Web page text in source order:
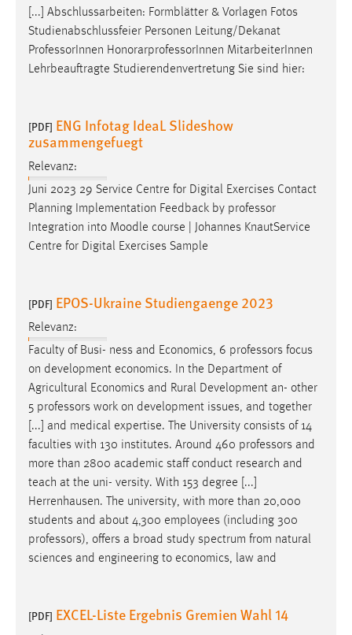
[...] Abschlussarbeiten: Formblätter & Vorlagen Fotos
Studienabschlussfeier Personen Leitung/Dekanat
Professor Innen HonorarprofessorInnen MitarbeiterInnen
Lehrbeauftragte Studierendenvertretung Sie sind hier:
[PDF] ENG Infotag IdeaL Slideshow
zusammengefuegt
Relevanz:
Juni 2023 29 Service Centre for Digital Exercises Contact
Planning Implementation Feedback by professor
Integration into Moodle course | Johannes KnautService
Centre for Digital Exercises Sample
[PDF] EPOS-Ukraine Studiengaenge 2023
Relevanz:
Faculty of Busi- ness and Economics, 6 professors focus
on development economics. In the Department of
Agricultural Economics and Rural Development an- other
5 professors work on development issues, and together
[...] and medical expertise. The University consists of 14
faculties with 130 institutes. Around 460 professors and
more than 2800 academic staff conduct research and
teach at the uni- versity. With 153 degree [...]
Herrenhausen. The university, with more than 20,000
students and about 4,300 employees (including 300
professors), offers a broad study spectrum from natural
sciences and engineering to economics, law and
[PDF] EXCEL-Liste Ergebnis Gremien Wahl 14